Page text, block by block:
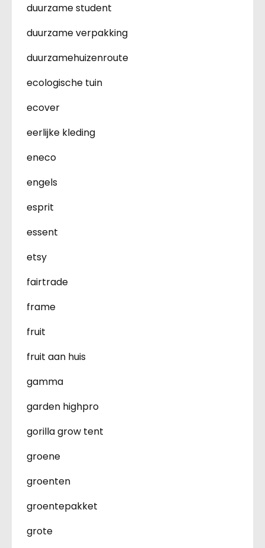
duurzame student
duurzame verpakking
duurzamehuizenroute
ecologische tuin
ecover
eerlijke kleding
eneco
engels
esprit
essent
etsy
fairtrade
frame
fruit
fruit aan huis
gamma
garden highpro
gorilla grow tent
groene
groenten
groentepakket
grote